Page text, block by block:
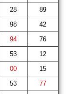
28
89
98
42
94
76
53
12
00
15
53
77